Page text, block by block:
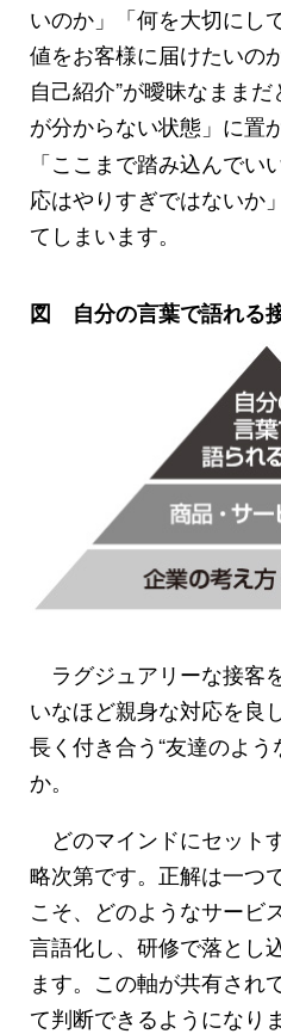
いのか」「何を大切にし
値をお客様に届けたいの
自己紹介”が曖昧なまま
が分からない状態」に置
「ここまで踏み込んで
応はやりすぎではないか
てしまいます。
図 自分の言葉で語れる
ラグジュアリーな接客
いなほど親身な対応を良
長く付き合う“友達のよ
か。
どのマインドにセット
略次第です。正解は一つ
こそ、どのようなサービ
言語化し、研修で落とし
ます。この軸が共有され
て判断できるようになりま